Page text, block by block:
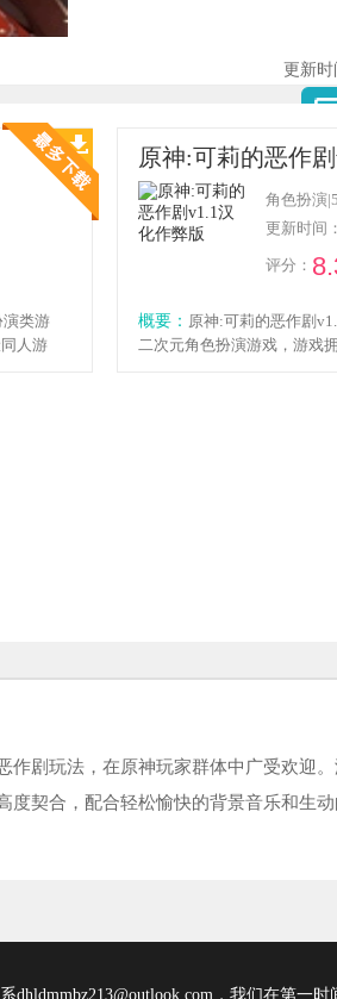
更新时
演类游
人游
原神:可莉的恶作
角色扮演|
更新时间
评分：
概要： 原神:可莉的恶作剧
二次元角色扮演游戏，游戏
作剧玩法，在原神玩家群体中广受欢迎
契合，配合轻松愉快的背景音乐和生
，我们在第一时